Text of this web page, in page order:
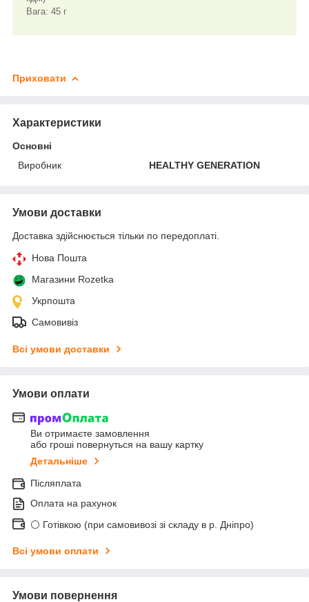
Вага: 45 г
Приховати
Характеристики
Основні
Виробник
HEALTHY GENERATION
Умови доставки
Доставка здійснюється тільки по передоплаті.
Нова Пошта
Магазини Rozetka
Укрпошта
Самовивіз
Всі умови доставки
Умови оплати
Ви отримаєте замовлення
або гроші повернуться на вашу картку
Детальніше
Післяплата
Оплата на рахунок
⚪ Готівкою (при самовивозі зі складу в р. Дніпро)
Всі умови оплати
Умови повернення